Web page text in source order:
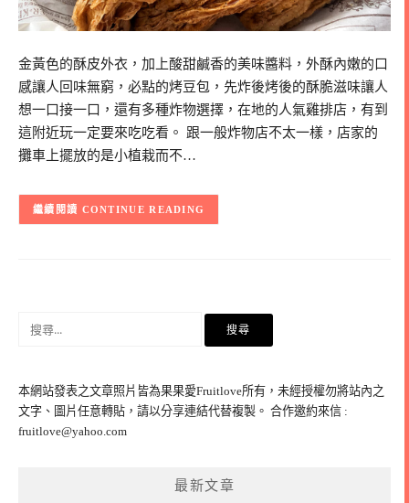
金黃色的酥皮外衣，加上酸甜鹹香的美味醬料，外酥內嫩的口
感讓人回味無窮，必點的烤豆包，先炸後烤後的酥脆滋味讓人
想一口接一口，還有多種炸物選擇，在地的人氣雞排店，有到
這附近玩一定要來吃吃看。 跟一般炸物店不太一樣，店家的
攤車上擺放的是小植栽而不…
CONTINUE READING
字:
本網站發表之文章照片皆為果果愛Fruitlove所有，未經授權勿將站內之
文字、圖片任意轉貼，請以分享連結代替複製。 合作邀約來信 :
fruitlove@yahoo.com
最新文章